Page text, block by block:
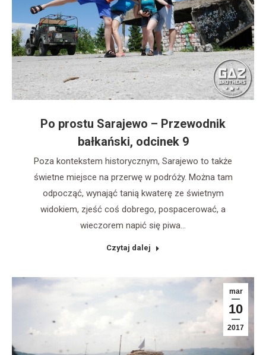
Po prostu Sarajewo – Przewodnik
bałkański, odcinek 9
Poza kontekstem historycznym, Sarajewo to także
świetne miejsce na przerwę w podróży. Można tam
odpocząć, wynająć tanią kwaterę ze świetnym
widokiem, zjeść coś dobrego, pospacerować, a
wieczorem napić się piwa…
Czytaj dalej
mar
10
2017